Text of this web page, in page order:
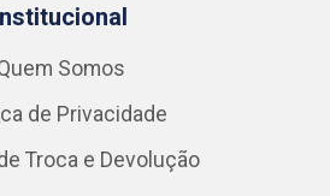
Somos
de Privacidade
Troca e Devolução